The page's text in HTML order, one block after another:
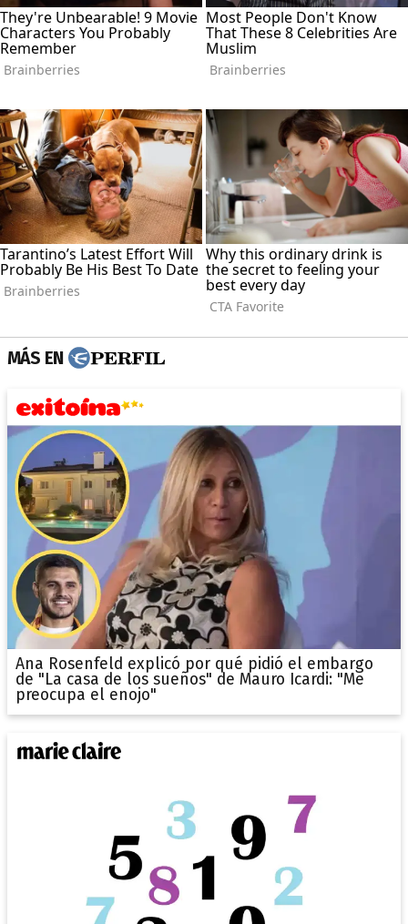
MÁS EN
Ana Rosenfeld explicó por qué pidió el embargo
de "La casa de los sueños" de Mauro Icardi: "Me
preocupa el enojo"